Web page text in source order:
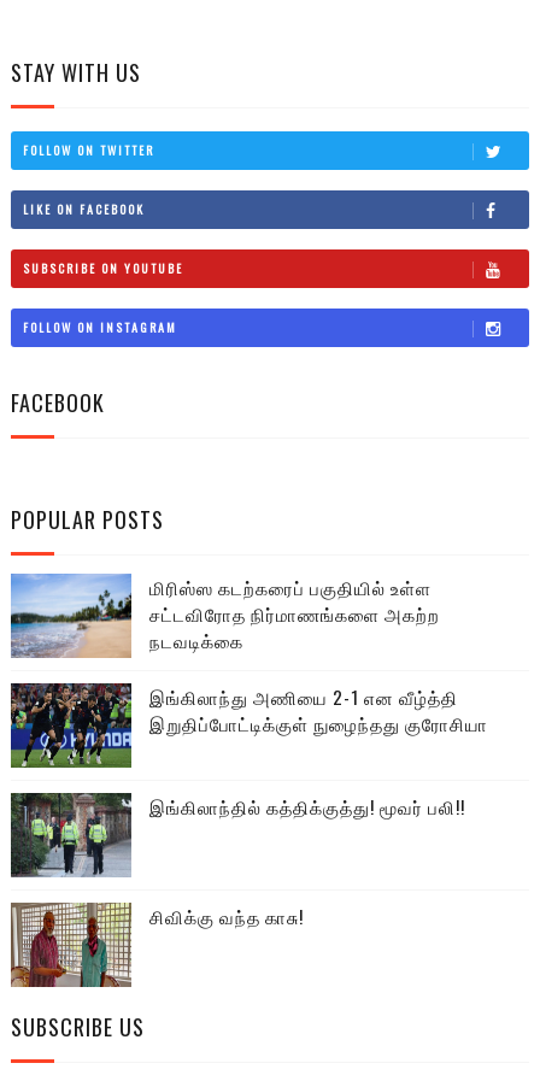
STAY WITH US
FOLLOW ON TWITTER
LIKE ON FACEBOOK
SUBSCRIBE ON YOUTUBE
FOLLOW ON INSTAGRAM
FACEBOOK
POPULAR POSTS
மிரிஸ்ஸ கடற்கரைப் பகுதியில் உள்ள
சட்டவிரோத நிர்மாணங்களை அகற்ற
நடவடிக்கை
இங்கிலாந்து அணியை 2-1 என வீழ்த்தி
இறுதிப்போட்டிக்குள் நுழைந்தது குரோசியா
இங்கிலாந்தில் கத்திக்குத்து! மூவர் பலி!!
சிவிக்கு வந்த காசு!
SUBSCRIBE US